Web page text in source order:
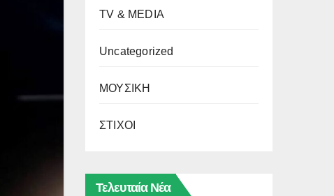
TV & MEDIA
Uncategorized
ΜΟΥΣΙΚΗ
ΣΤΙΧΟΙ
Τελευταία Νέα